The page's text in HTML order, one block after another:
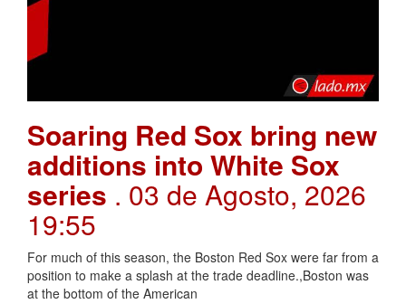
Soaring Red Sox bring new
additions into White Sox
series . 03 de Agosto, 2026
19:55
For much of this season, the Boston Red Sox were far from a
position to make a splash at the trade deadline.,Boston was
at the bottom of the American